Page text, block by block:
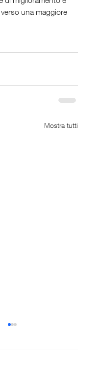
una maggiore
Mostra tutti